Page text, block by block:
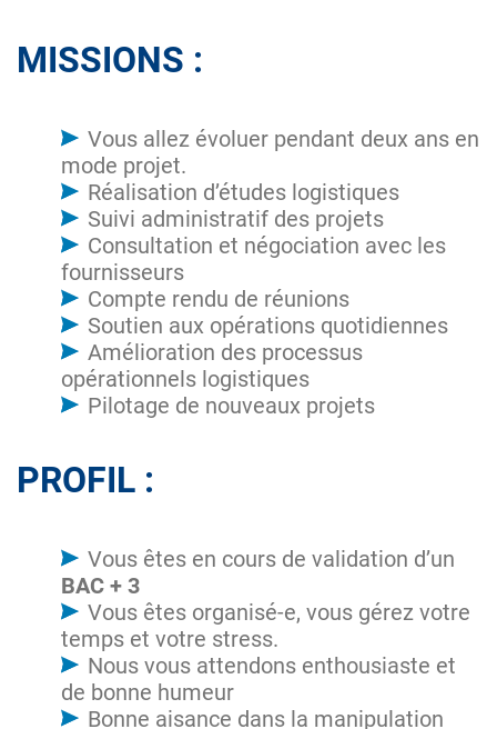
MISSIONS :
Vous allez évoluer pendant deux ans en
mode projet.
Réalisation d’études logistiques
Suivi administratif des projets
Consultation et négociation avec les
fournisseurs
Compte rendu de réunions
Soutien aux opérations quotidiennes
Amélioration des processus
opérationnels logistiques
Pilotage de nouveaux projets
PROFIL :
Vous êtes en cours de validation d’un
BAC + 3
Vous êtes organisé-e, vous gérez votre
temps et votre stress.
Nous vous attendons enthousiaste et
de bonne humeur
Bonne aisance dans la manipulation